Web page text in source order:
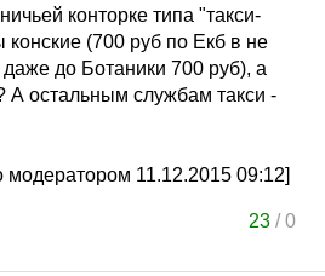
конторке типа "такси-
конские (700 руб по Екб в не
до Ботаники 700 руб), а
А остальным службам такси -
11.12.2015 09:12]
23 /0